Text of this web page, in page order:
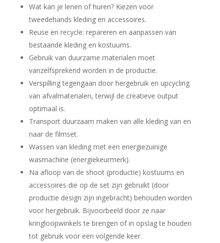
Wat kan je lenen of huren? Kiezen voor
tweedehands kleding en accessoires.
Reuse en recycle: repareren en aanpassen van
bestaande kleding en kostuums.
Gebruik van duurzame materialen moet
vanzelfsprekend worden in de productie.
Verspilling tegengaan door hergebruik en upcycling
van afvalmaterialen, terwijl de creatieve output
optimaal is.
Transport duurzaam maken van alle kleding van en
naar de filmset.
Wassen van kleding met een energiezuinige
wasmachine (energiekeurmerk).
Na afloop van de shoot (productie) kostuums en
accessoires die op de set zijn gebruikt (door
productie design zijn ingebracht) behouden worden
voor hergebruik. Bijvoorbeeld door ze naar
kringloopwinkels te brengen of in opslag te houden
tot gebruik voor een volgende keer.